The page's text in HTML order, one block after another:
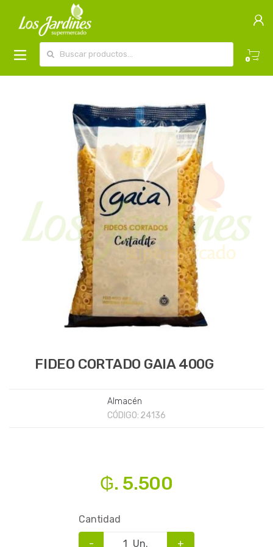
0
FIDEO CORTADO GAIA 400G
Almacén
CÓDIGO: 24136
₲. 5.500
Cantidad
- Un. +